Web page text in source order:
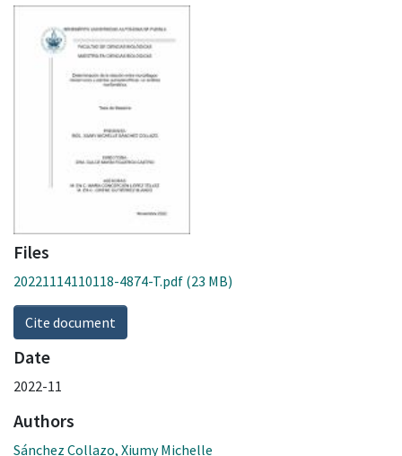
Files
20221114110118-4874-T.pdf (23 MB)
Cite document
Date
2022-11
Authors
Sánchez Collazo, Xiumy Michelle